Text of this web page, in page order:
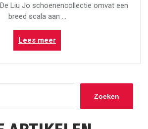
Liu Jo schoenencollectie omvat een
breed scala aan …
Lees meer“Stijlvolle
Liu
Jo
voor
Zoeken